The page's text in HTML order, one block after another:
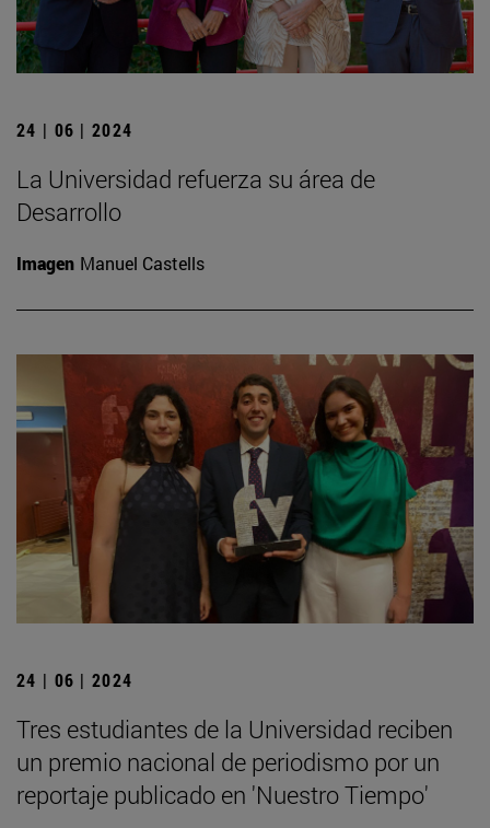
24 | 06 | 2024
La Universidad refuerza su área de
Desarrollo
Imagen Manuel Castells
24 | 06 | 2024
Tres estudiantes de la Universidad reciben
un premio nacional de periodismo por un
reportaje publicado en 'Nuestro Tiempo'